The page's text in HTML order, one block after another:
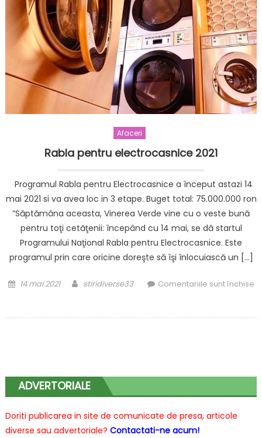
Afaceri
Rabla pentru electrocasnice 2021
Programul Rabla pentru Electrocasnice a început astazi 14
mai 2021 si va avea loc in 3 etape. Buget total: 75.000.000 ron
”Săptămâna aceasta, Vinerea Verde vine cu o veste bună
pentru toţi cetăţenii: începând cu 14 mai, se dă startul
Programului Naţional Rabla pentru Electrocasnice. Este
programul prin care oricine doreşte să îşi înlocuiască un […]
Posted
14 mai 2021 Author
stiridiverse33
Comentariile sunt închise
ADVERTORIALE
Doriti publicarea in site de comunicate de presa, articole
diverse sau advertoriale? Contactati-ne acum!